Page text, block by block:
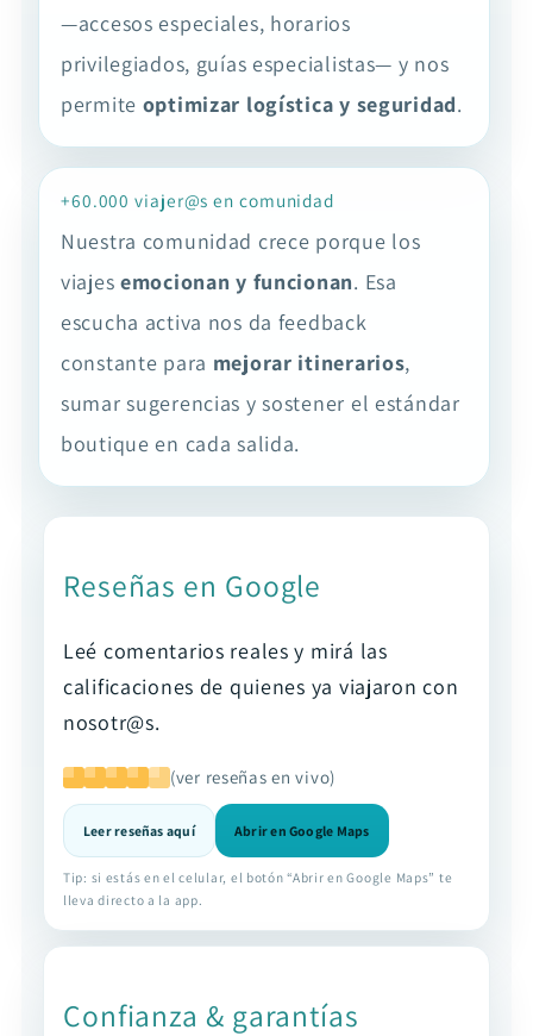
—accesos especiales, horarios
privilegiados, guías especialistas— y nos
permite optimizar logística y seguridad.
+60.000 viajer@s en comunidad
Nuestra comunidad crece porque los
viajes emocionan y funcionan. Esa
escucha activa nos da feedback
constante para mejorar itinerarios,
sumar sugerencias y sostener el estándar
boutique en cada salida.
Reseñas en Google
Leé comentarios reales y mirá las
calificaciones de quienes ya viajaron con
nosotr@s.
(ver reseñas en vivo)
Leer reseñas aquí Abrir en Google Maps
Tip: si estás en el celular, el botón “Abrir en Google Maps” te
lleva directo a la app.
Confianza & garantías